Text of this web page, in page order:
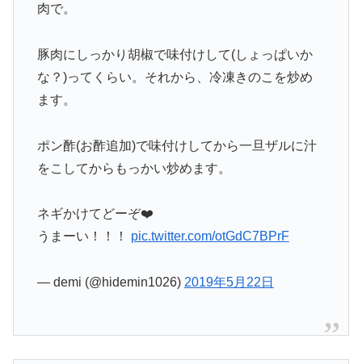
肉で。
豚肉にしっかり胡椒で味付けして(しょっぱいか
な？)ってくらい。それから、冷凍きのこを炒め
ます。
ポン酢(お酢追加)で味付けしてから一旦ザルに汁
をこしてからもっかい炒めます。
ネギかけてどーぞ❤️
うまーい！！！ pic.twitter.com/otGdC7BPrF
— demi (@hidemin1026) 2019年5月22日